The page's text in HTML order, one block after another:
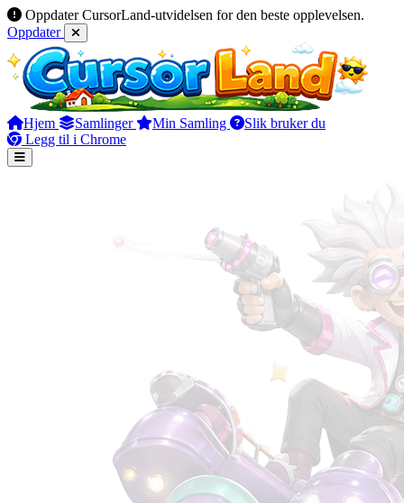
Oppdater CursorLand-utvidelsen for den beste opplevelsen.
Oppdater
Hjem Samlinger Min Samling
Slik bruker du
Legg til i Chrome